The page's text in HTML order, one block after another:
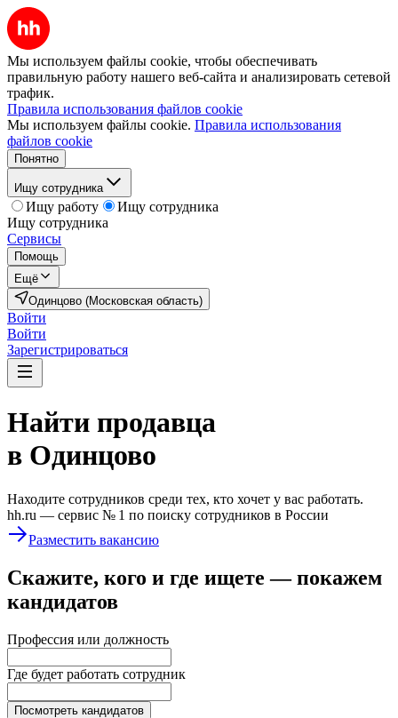
Мы используем файлы cookie, чтобы обеспечивать
правильную работу нашего веб-сайта и анализировать сетевой
трафик.
Правила использования файлов cookie
Мы используем файлы cookie. Правила использования
файлов cookie
Понятно
Ищу сотрудника
Ищу работу
Ищу сотрудника
Ищу сотрудника
Сервисы
Помощь
Ещё
Одинцово (Московская область)
Войти
Войти
Зарегистрироваться
Найти продавца
в Одинцово
Находите сотрудников среди тех, кто хочет у вас работать.
hh.ru — сервис № 1 по поиску сотрудников в России
Разместить вакансию
Скажите, кого и где ищете — покажем
кандидатов
Профессия или должность
Где будет работать сотрудник
Посмотреть кандидатов